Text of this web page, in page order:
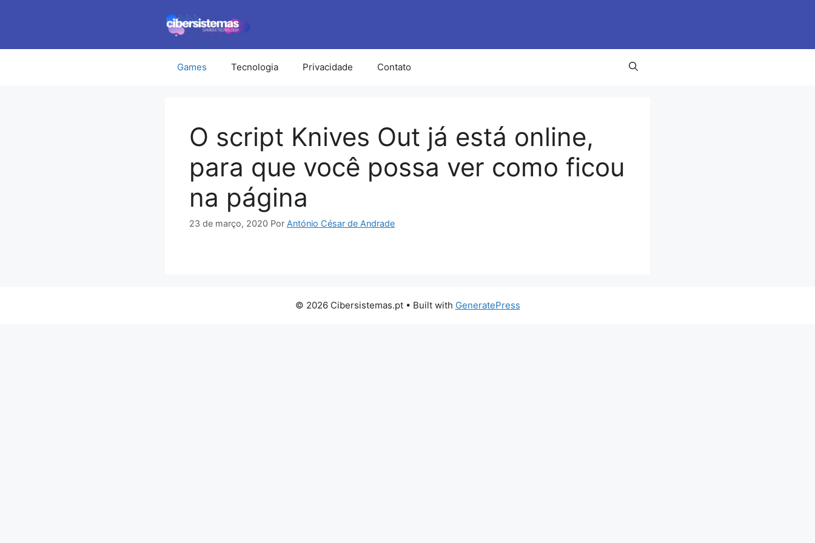
conteúdo
Games Tecnologia Privacidade Contato
O script Knives Out já está online,
para que você possa ver como ficou
na página
23 de março, 2020 Por António César de Andrade
© 2026 Cibersistemas.pt• Built with GeneratePress